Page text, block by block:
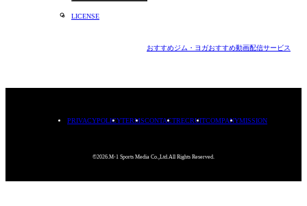
LICENSE
おすすめジム・ヨガおすすめ動画配信サービス
PRIVACYPOLICYTERMSCONTACTRECRUITCOMPANYMISSION
©2026.M-1 Sports Media Co.,Ltd.All Rights Reserved.